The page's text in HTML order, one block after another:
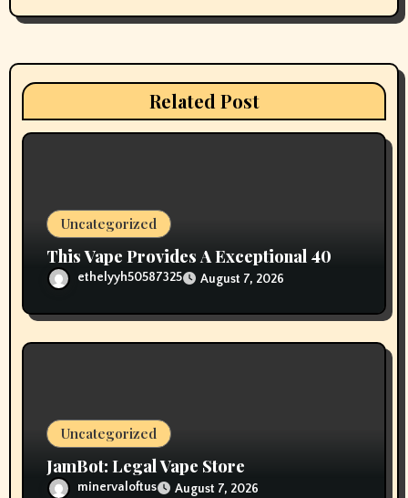
g
a
Related Post
Uncategorized
This Vape Provides A Exceptional 40
ethelyyh50587325 August 7, 2026
Uncategorized
JamBot: Legal Vape Store
minervaloftus August 7, 2026